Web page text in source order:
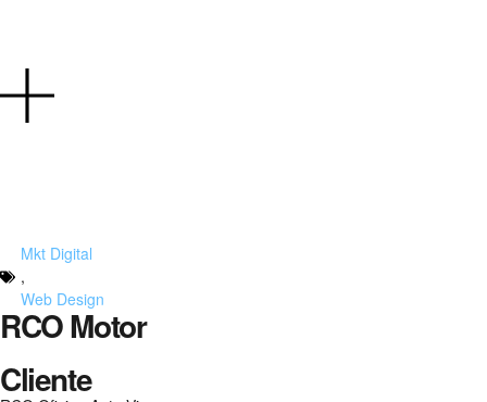
Mkt Digital
,
Web Design
RCO Motor
Cliente